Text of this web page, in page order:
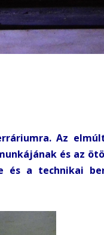
Az
és az
a technikai